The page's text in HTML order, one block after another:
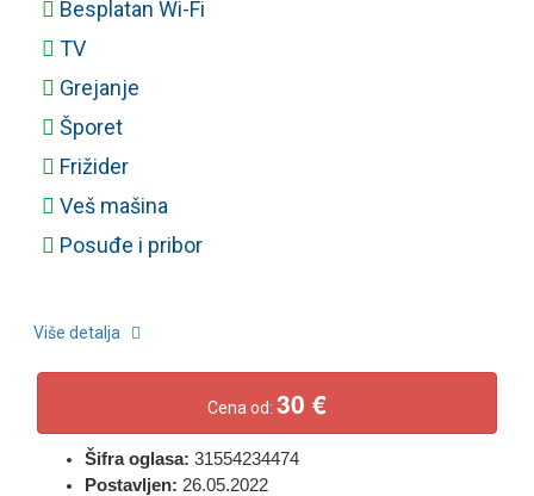
Besplatan Wi-Fi
TV
Grejanje
Šporet
Frižider
Veš mašina
Posuđe i pribor
Više detalja
Cena od: 30 €
Šifra oglasa: 31554234474
Postavljen: 26.05.2022